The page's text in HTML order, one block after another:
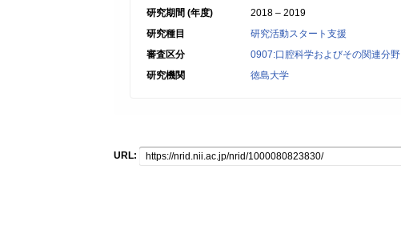
研究期間 (年度)
2018 – 2019
研究種目
研究活動スタート支援
審査区分
0907:口腔科学およびその関連分野
研究機関
徳島大学
URL: